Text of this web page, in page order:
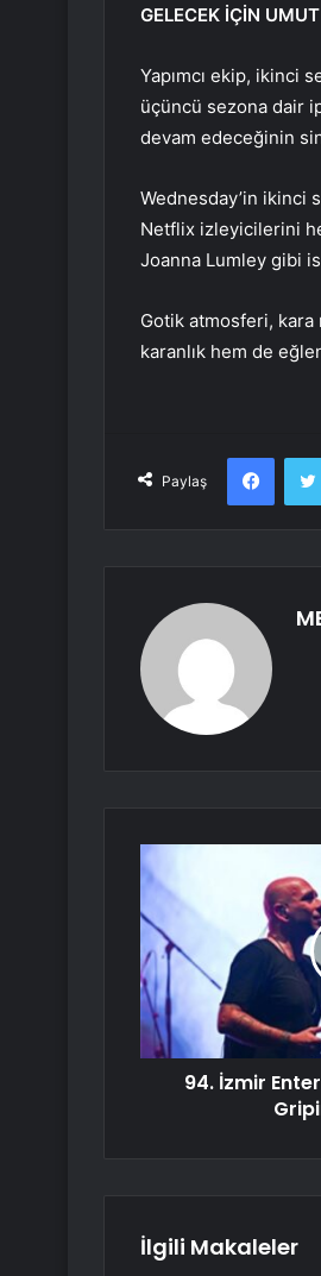
GELECEK İÇİN
Yapımcı ekip, ikinci
üçüncü sezona dair
devam edeceğinin
Wednesday’in ikinci
Netflix izleyicilerini
Joanna Lumley gibi
Gotik atmosferi,
karanlık hem de
Paylaş
94. İzmir
İlgili Makaleler